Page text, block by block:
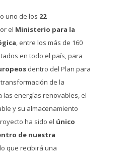
uno de los 22
el Ministerio para la
, entre los más de 160
en todo el país, para
dentro del Plan para
de la
las energías renovables, el
y su almacenamiento
ha sido el único
de nuestra
que recibirá una